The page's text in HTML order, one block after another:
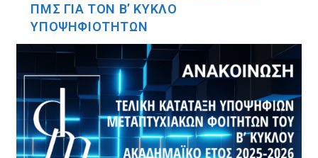
ΠΜΣ ΓΙΑ ΤΟΝ Β’ ΚΥΚΛΟ
ΥΠΟΨΗΦΙΟΤΗΤΩΝ